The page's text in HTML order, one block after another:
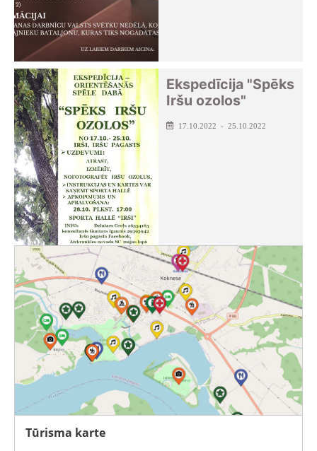
Ekspedīcija "Spēks
Iršu ozolos"
17.10.2022 - 25.10.2022
Tūrisma karte